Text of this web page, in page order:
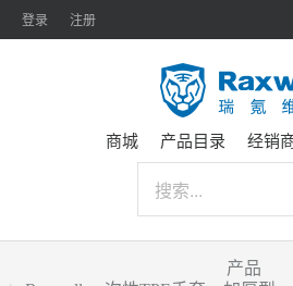
登录 注册
商城 产品目录 经销
产品